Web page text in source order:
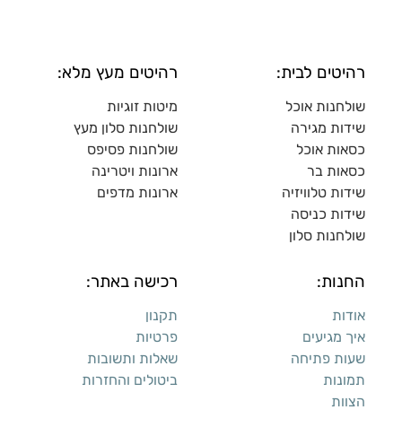
רהיטים לבית:
שולחנות אוכל
שידות מגירה
כסאות אוכל
כסאות בר
שידות טלוויזיה
שידות כניסה
שולחנות סלון
רהיטים מעץ מלא:
מיטות זוגיות
שולחנות סלון מעץ
שולחנות פסיפס
ארונות ויטרינה
ארונות מדפים
החנות:
אודות
איך מגיעים
שעות פתיחה
תמונות
הצוות
רכישה באתר:
תקנון
פרטיות
שאלות ותשובות
ביטולים והחזרות